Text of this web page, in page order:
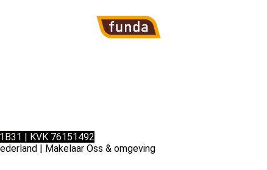
| KVK 76151492
| Makelaar Oss & omgeving